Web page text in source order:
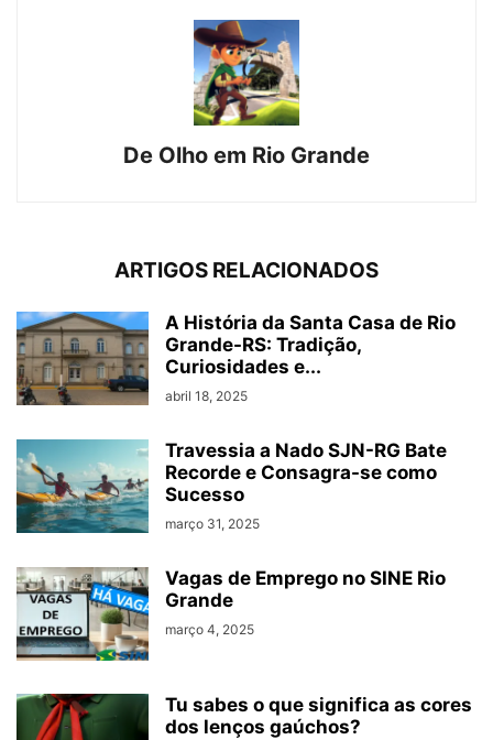
De Olho em Rio Grande
ARTIGOS RELACIONADOS
A História da Santa Casa de Rio
Grande-RS: Tradição,
Curiosidades e...
abril 18, 2025
Travessia a Nado SJN-RG Bate
Recorde e Consagra-se como
Sucesso
março 31, 2025
Vagas de Emprego no SINE Rio
Grande
março 4, 2025
Tu sabes o que significa as cores
dos lenços gaúchos?